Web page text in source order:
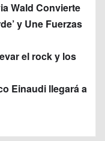
Wald Convierte
y Une Fuerzas
el rock y los
Einaudi llegará a